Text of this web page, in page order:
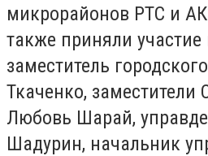
микрорайонов РТС и
также приняли
заместитель
Ткаченко, заместители
Любовь Шарай,
Шадурин, начальник